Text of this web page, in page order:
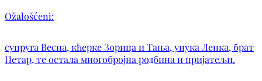
Ožalošćeni:
супруга Весна, кћерке Зорица и Тања, унука Ленка, брат
Петар, те остала многобројна родбина и пријатељи.